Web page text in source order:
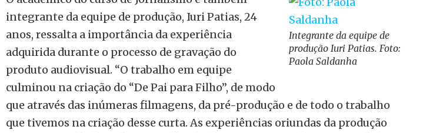
Integrante da equipe de
produção Iuri Patias. Foto:
Paola Saldanha
integrante da equipe de produção, Iuri Patias, 24
anos, ressalta a importância da experiência
adquirida durante o processo de gravação do
produto audiovisual. “O trabalho em equipe
culminou na criação do “De Pai para Filho”, de modo
que através das inúmeras filmagens, da pré-produção e de todo o trabalho
que tivemos na criação desse curta. As experiências oriundas da produção